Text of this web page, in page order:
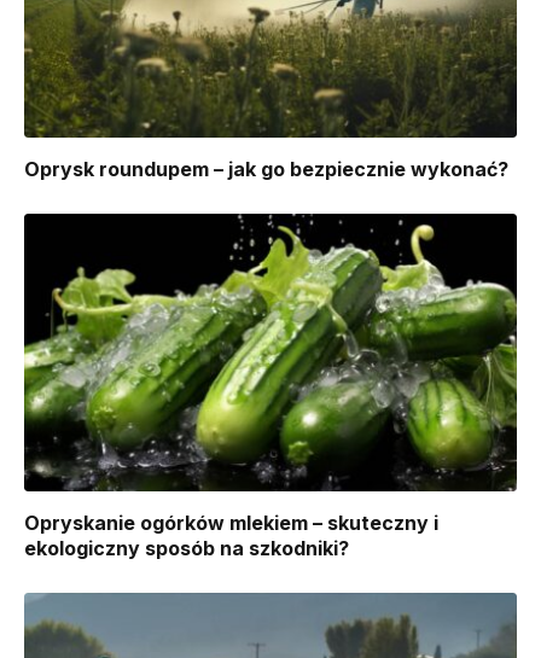
Oprysk roundupem – jak go bezpiecznie wykonać?
Opryskanie ogórków mlekiem – skuteczny i
ekologiczny sposób na szkodniki?